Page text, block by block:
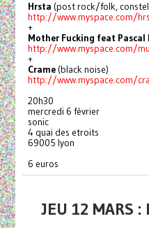
Hrsta (post rock/folk,
http://www.myspace.com/
+
Mother Fucking feat Pascal
http://www.myspace.com/
+
Crame(black noise)
http://www.myspace.com/
20h30
mercredi 6 février
sonic
4 quai des etroits
69005 lyon
6 euros
JEU 12 MARS :